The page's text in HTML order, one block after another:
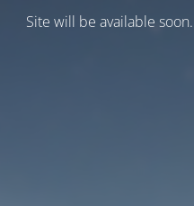
Site will be available